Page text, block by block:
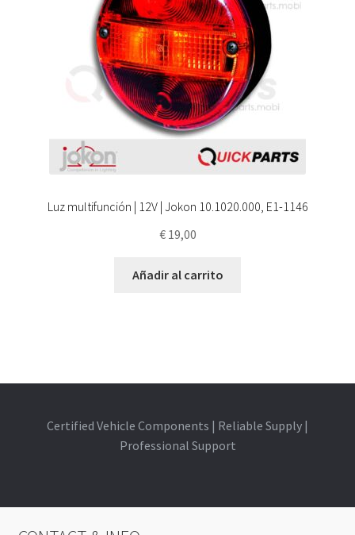
Luz multifunción | 12V | Jokon 10.1020.000, E1-1146
€19,00
Añadir al carrito
Certified Vehicle Components | Reliable Supply |
Professional Support